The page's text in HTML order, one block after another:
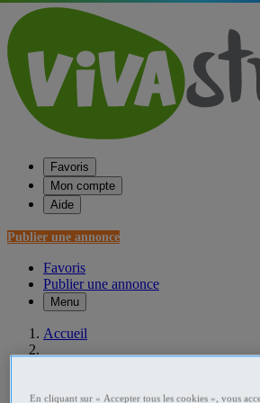
Favoris
Mon compte
Aide
Publier une annonce
Favoris
Publier une annonce
Menu
Accueil
Provence-Alpes-Côte d'Azur
En cliquant sur « Accepter tous les cookies », vous